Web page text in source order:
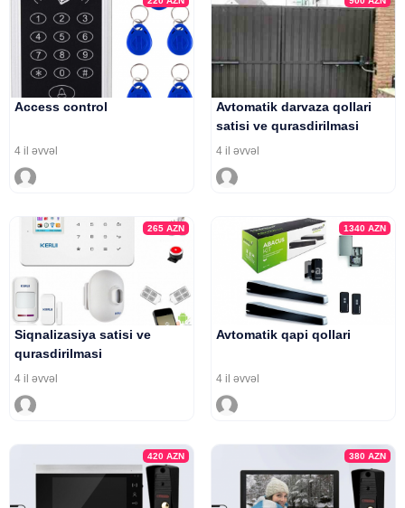
Access control
4 il əvvəl
Avtomatik darvaza qollari
satisi ve qurasdirilmasi
4 il əvvəl
265AZN
Siqnalizasiya satisi ve
qurasdirilmasi
4 il əvvəl
1340 AZN
Avtomatik qapi qollari
4 il əvvəl
420AZN 380 AZN